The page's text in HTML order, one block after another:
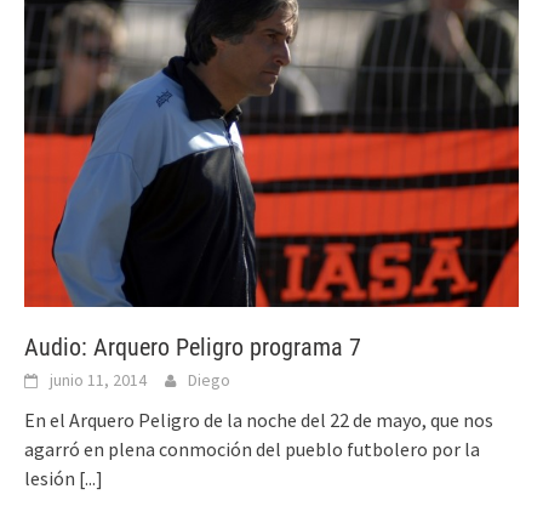
Audio: Arquero Peligro programa 7
junio 11, 2014 Diego
En el Arquero Peligro de la noche del 22 de mayo, que nos
agarró en plena conmoción del pueblo futbolero por la
lesión [...]